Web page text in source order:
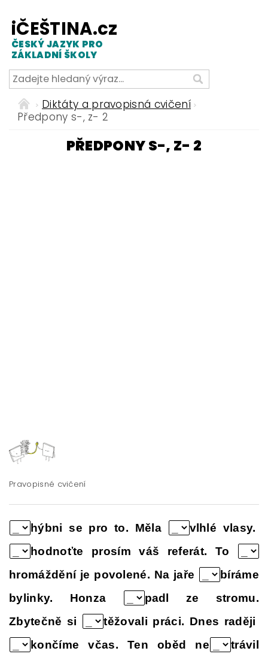
iČEŠTINA.cz
ČESKÝ JAZYK PRO
ZÁKLADNÍ ŠKOLY
Diktáty a pravopisná cvičení
Předpony s-, z- 2
PŘEDPONY S-, Z- 2
Pravopisné cvičení
hýbni se pro to. Měla
vlhlé vlasy.
hodnoťte prosím váš referát. To
hromáždění je povolené. Na jaře
bíráme
bylinky. Honza
padl ze stromu.
Zbytečně si
těžovali práci. Dnes raději
končíme včas. Ten oběd ne
trávil